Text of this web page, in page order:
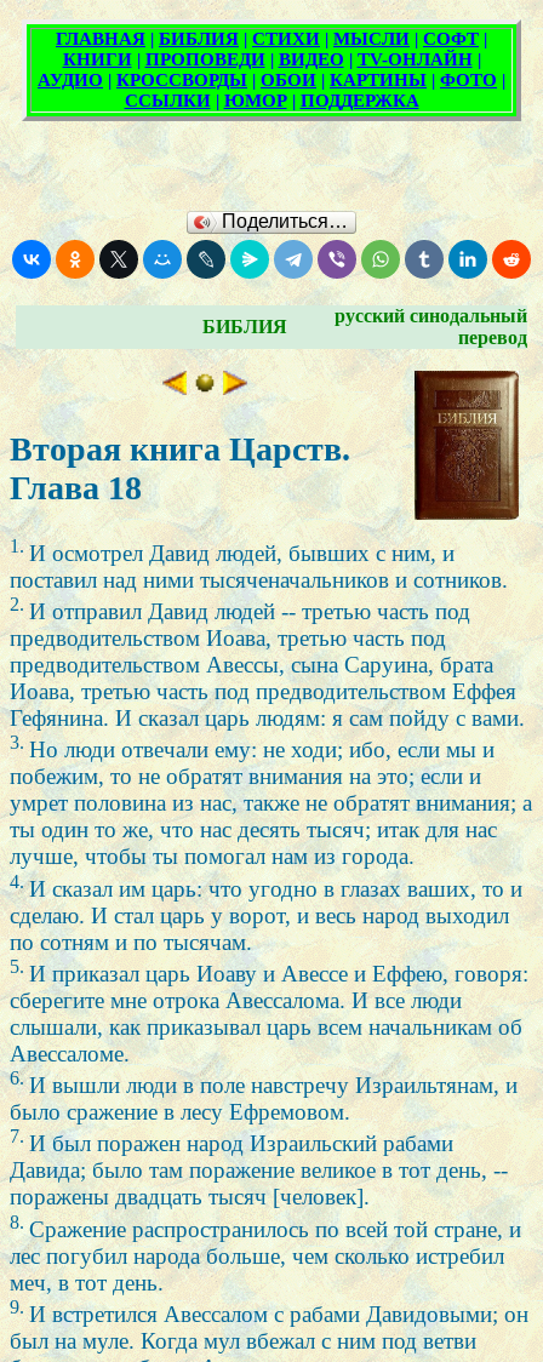
Поделиться…
БИБЛИЯ
русский синодальный
перевод
Вторая книга Царств.
Глава 18
1.И осмотрел Давид людей, бывших с ним, и
поставил над ними тысяченачальников и сотников.
2. И отправил Давид людей -- третью часть под
предводительством Иоава, третью часть под
предводительством Авессы, сына Саруина, брата
Иоава, третью часть под предводительством Еффея
Гефянина. И сказал царь людям: я сам пойду с вами.
3.Но люди отвечали ему: не ходи; ибо, если мы и
побежим, то не обратят внимания на это; если и
умрет половина из нас, также не обратят внимания; а
ты один то же, что нас десять тысяч; итак для нас
лучше, чтобы ты помогал нам из города.
4.И сказал им царь: что угодно в глазах ваших, то и
сделаю. И стал царь у ворот, и весь народ выходил
по сотням и по тысячам.
5. И приказал царь Иоаву и Авессе и Еффею, говоря:
сберегите мне отрока Авессалома. И все люди
слышали, как приказывал царь всем начальникам об
Авессаломе.
6.И вышли люди в поле навстречу Израильтянам, и
было сражение в лесу Ефремовом.
7.И был поражен народ Израильский рабами
Давида; было там поражение великое в тот день, --
поражены двадцать тысяч [человек].
8. Сражение распространилось по всей той стране, и
лес погубил народа больше, чем сколько истребил
меч, в тот день.
9. И встретился Авессалом с рабами Давидовыми; он
был на муле. Когда мул вбежал с ним под ветви